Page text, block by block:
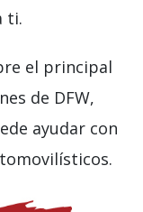
ti.
el principal
de DFW,
ayudar con